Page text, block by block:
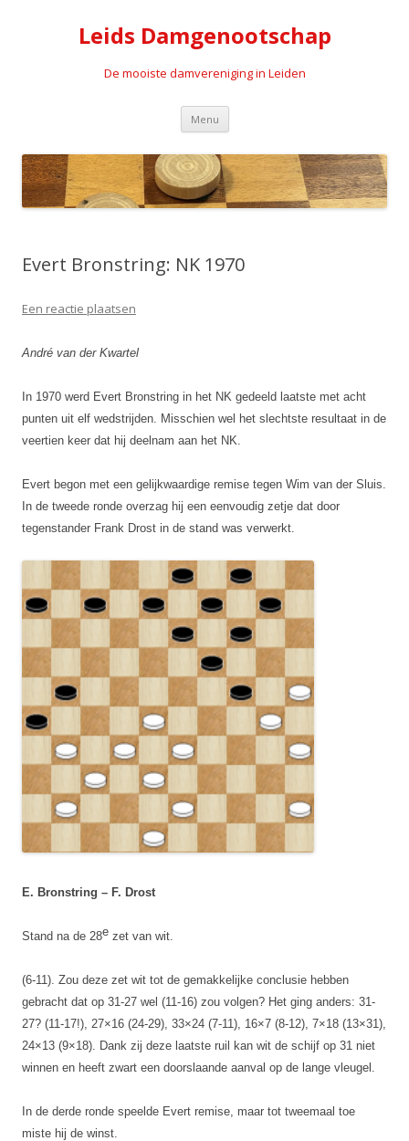
Leids Damgenootschap
De mooiste damvereniging in Leiden
Menu Spring naar de inhoud
Evert Bronstring: NK 1970
Een reactie plaatsen
André van der Kwartel
In 1970 werd Evert Bronstring in het NK gedeeld laatste met acht
punten uit elf wedstrijden. Misschien wel het slechtste resultaat in de
veertien keer dat hij deelnam aan het NK.
Evert begon met een gelijkwaardige remise tegen Wim van der Sluis.
In de tweede ronde overzag hij een eenvoudig zetje dat door
tegenstander Frank Drost in de stand was verwerkt.
E. Bronstring – F. Drost
Stand na de 28e zet van wit.
(6-11). Zou deze zet wit tot de gemakkelijke conclusie hebben
gebracht dat op 31-27 wel (11-16) zou volgen? Het ging anders: 31-
27? (11-17!), 27×16 (24-29), 33×24 (7-11), 16×7 (8-12), 7×18 (13×31),
24×13 (9×18). Dank zij deze laatste ruil kan wit de schijf op 31 niet
winnen en heeft zwart een doorslaande aanval op de lange vleugel.
In de derde ronde speelde Evert remise, maar tot tweemaal toe
miste hij de winst.